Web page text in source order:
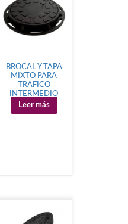
BROCAL Y TAPA
MIXTO PARA
TRAFICO
INTERMEDIO
Leer más